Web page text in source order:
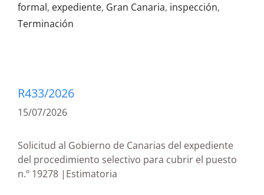
formal, expediente, Gran Canaria, inspección,
Terminación
R433/2026
15/07/2026
Solicitud al Gobierno de Canarias del expediente
del procedimiento selectivo para cubrir el puesto
n.º 19278 |Estimatoria